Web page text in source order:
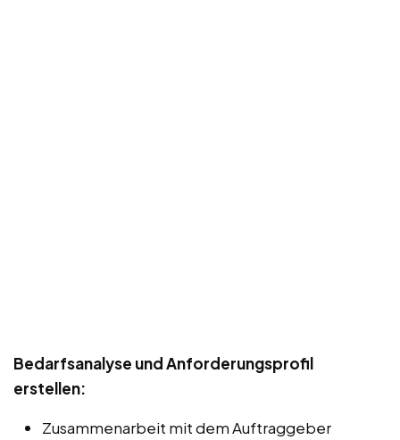
Bedarfsanalyse und Anforderungsprofil
erstellen:
Zusammenarbeit mit dem Auftraggeber